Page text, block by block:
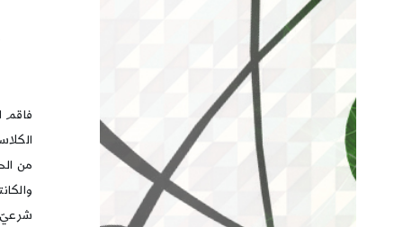
فاقم
من
شرعيّ